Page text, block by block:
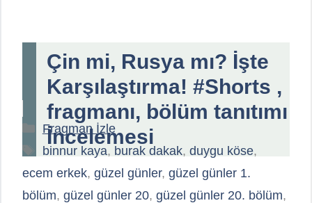
Çin mi, Rusya mı? İşte
Karşılaştırma! #Shorts ,
fragmanı, bölüm tanıtımı
İncelemesi
Kategoriler
Fragman İzle
Etiketler
binnur kaya, burak dakak, duygu köse,
ecem erkek, güzel günler, güzel günler 1.
bölüm, güzel günler 20, güzel günler 20. bölüm,